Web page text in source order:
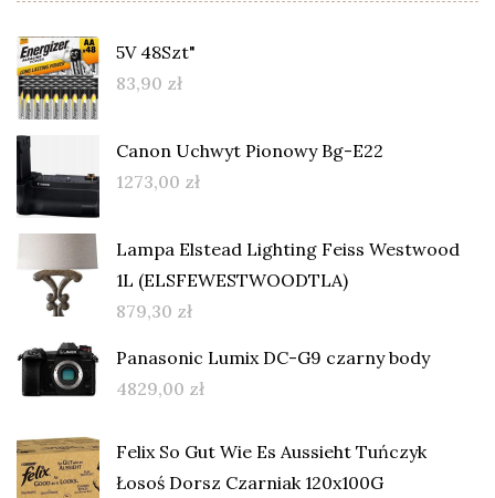
5V 48Szt"
83,90 zł
Canon Uchwyt Pionowy Bg-E22
1273,00 zł
Lampa Elstead Lighting Feiss Westwood
1L (ELSFEWESTWOODTLA)
879,30 zł
Panasonic Lumix DC-G9 czarny body
4829,00 zł
Felix So Gut Wie Es Aussieht Tuńczyk
Łosoś Dorsz Czarniak 120x100G